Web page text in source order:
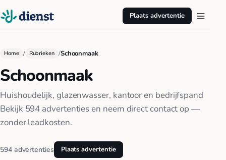
Plaats advertentie
Home / Rubrieken /Schoonmaak
Schoonmaak
Huishoudelijk, glazenwasser, kantoor en bedrijfspand
Bekijk 594 advertenties en neem direct contact op —
zonder leadkosten.
594 advertenties Plaats advertentie